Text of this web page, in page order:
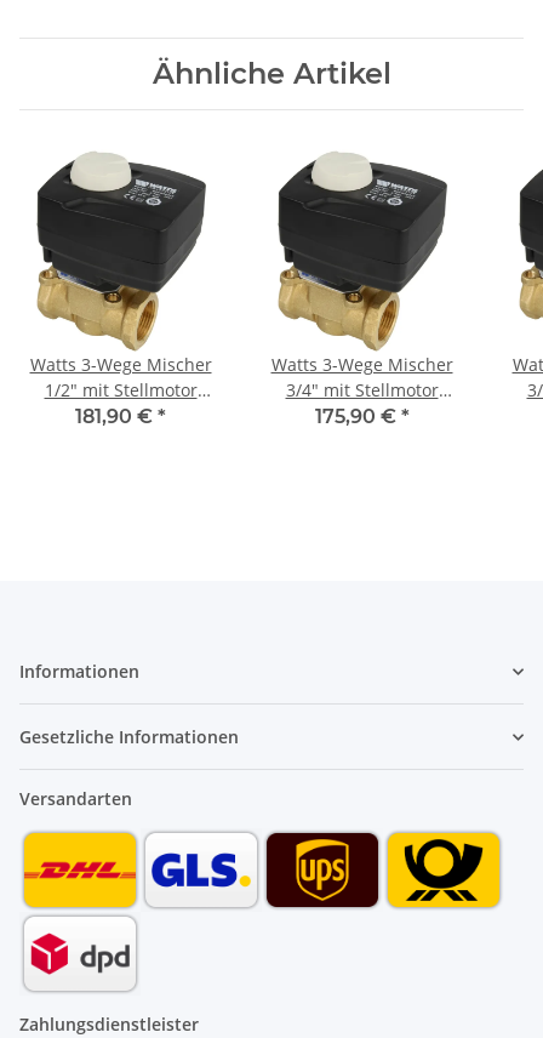
Ähnliche Artikel
Watts 3-Wege Mischer
1/2" mit Stellmotor
Messing V3GB 15 Kvs 2,5
181,90 € *
Watts 3-Wege Mischer
3/4" mit Stellmotor
Messing V3GB 20 Kvs 4,0
175,90 € *
Informationen
Gesetzliche Informationen
Versandarten
Zahlungsdienstleister